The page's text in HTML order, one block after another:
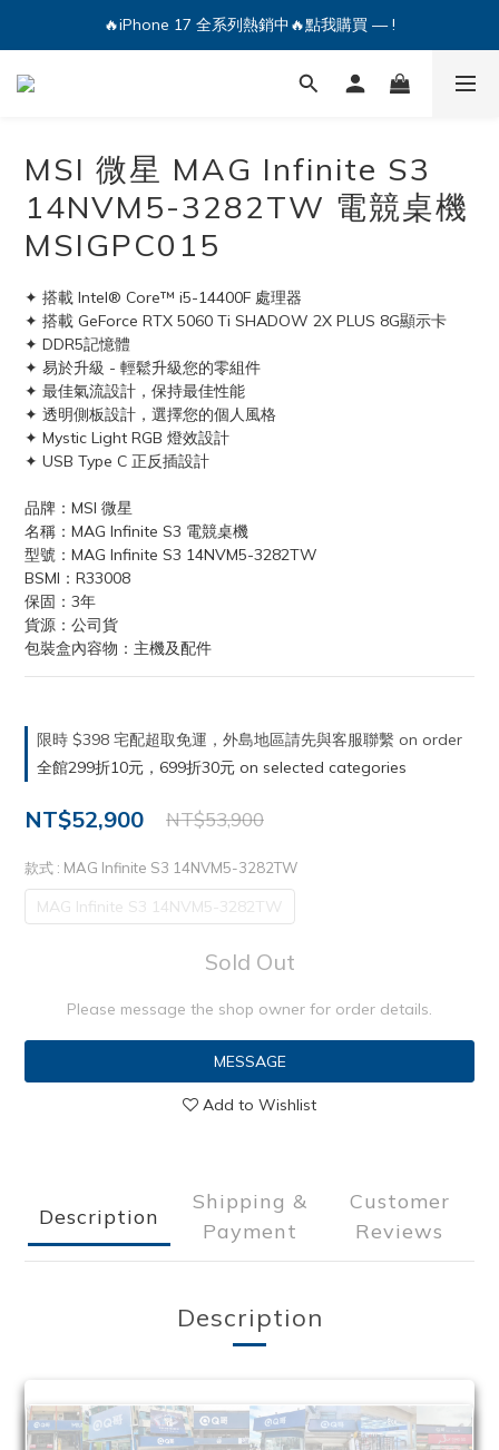
🔥iPhone 17 全系列熱銷中🔥點我購買 — !
MSI 微星 MAG Infinite S3
14NVM5-3282TW 電競桌機
MSIGPC015
✦ 搭載 Intel® Core™ i5-14400F 處理器
✦ 搭載 GeForce RTX 5060 Ti SHADOW 2X PLUS 8G顯示卡
✦ DDR5記憶體
✦ 易於升級 - 輕鬆升級您的零組件
✦ 最佳氣流設計，保持最佳性能
✦ 透明側板設計，選擇您的個人風格
✦ Mystic Light RGB 燈效設計
✦ USB Type C 正反插設計
品牌：MSI 微星
名稱：MAG Infinite S3 電競桌機
型號：MAG Infinite S3 14NVM5-3282TW
BSMI：R33008
保固：3年
貨源：公司貨
包裝盒內容物：主機及配件
限時 $398 宅配超取免運，外島地區請先與客服聯繫 on order
全館299折10元，699折30元 on selected categories
NT$52,900 NT$53,900
款式 : MAG Infinite S3 14NVM5-3282TW
MAG Infinite S3 14NVM5-3282TW
Sold Out
Please message the shop owner for order details.
MESSAGE
Add to Wishlist
Description
Shipping &
Payment
Customer
Reviews
Description